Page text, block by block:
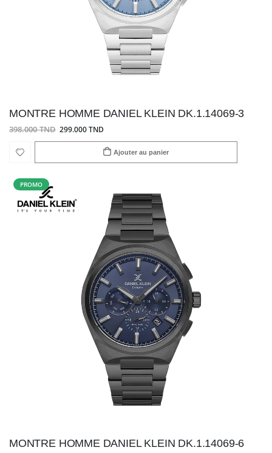
MONTRE HOMME DANIEL KLEIN DK.1.14069-3
398.000 TND 299.000 TND
Ajouter au panier
PROMO
MONTRE HOMME DANIEL KLEIN DK.1.14069-6